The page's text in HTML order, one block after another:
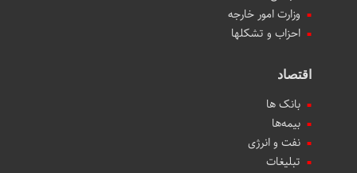
وزارت امور خارجه
احزاب و تشکلها
اقتصاد
بانک ها
بیمه‌ها
نفت و انرژی
تبلیغات